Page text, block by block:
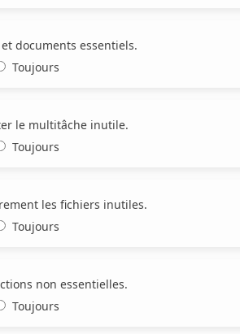
documents essentiels.
Toujours
le multitâche inutile.
Toujours
les fichiers inutiles.
Toujours
non essentielles.
Toujours